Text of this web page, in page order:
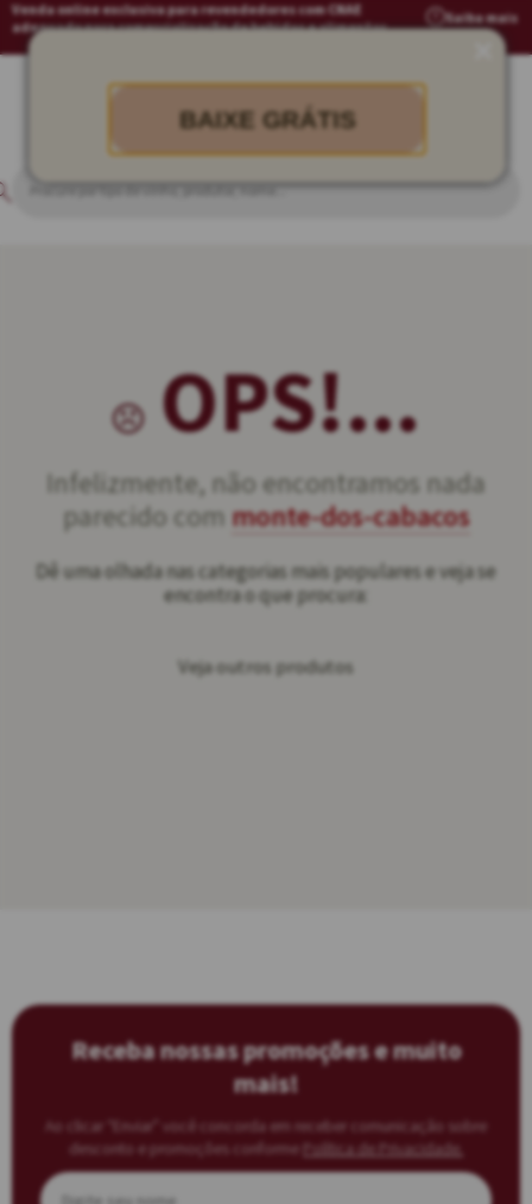
BAIXE GRÁTIS
Venda online exclusiva para revendedores com CNAE
adequado para comercialização de bebidas e alimentos
Saiba mais
OPS!...
Infelizmente, não encontramos nada
parecido com monte-dos-cabacos
Dê uma olhada nas categorias mais populares e veja se
encontra o que procura:
Veja outros produtos
Receba nossas promoções e muito
mais!
Ao clicar “Enviar” você concorda em receber comunicação sobre
desconto e promoções conforme
Política de Privacidade.